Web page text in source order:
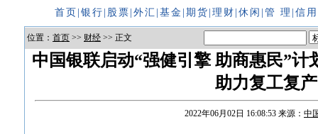
首页 银行 股票 外汇 基金 期货 理财 休闲 管 理 信
位置： 首页 >> 财经 >> 正文
中国银联启动“强健引擎 助商惠民”计
助力复工复产
2022年06月02日 16:08:53 来源： 中